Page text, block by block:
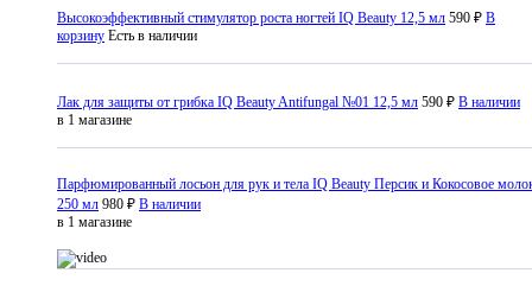
Высокоэффективный стимулятор роста ногтей IQ Beauty 12,5 мл 590 ₽ В
корзину Есть в наличии
Лак для защиты от грибка IQ Beauty Antifungal №01 12,5 мл 590 ₽ В наличии
в 1 магазине
Парфюмированный лосьон для рук и тела IQ Beauty Персик и Кокосовое
250 мл 980 ₽ В наличии
в 1 магазине